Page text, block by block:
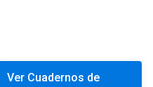
Ver Cuadernos de